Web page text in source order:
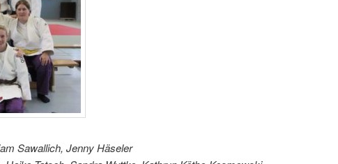
Sawallich, Jenny Häseler